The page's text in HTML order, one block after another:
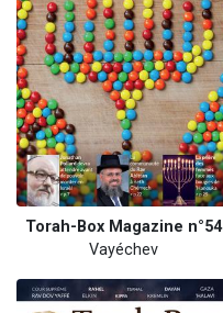
Torah-Box Magazine n°54
Vayéchev